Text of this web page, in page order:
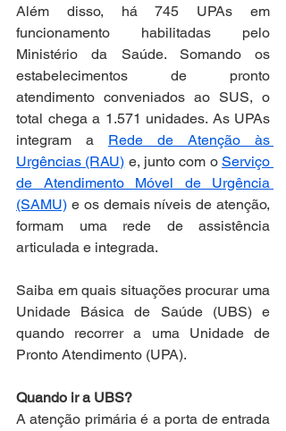
Além disso, há 745 UPAs em
funcionamento habilitadas pelo
Ministério da Saúde. Somando os
estabelecimentos de pronto
atendimento conveniados ao SUS, o
total chega a 1.571 unidades. As UPAs
integram a Rede de Atenção às
Urgências (RAU) e, junto com o Serviço
de Atendimento Móvel de Urgência
(SAMU) e os demais níveis de atenção,
formam uma rede de assistência
articulada e integrada.
Saiba em quais situações procurar uma
Unidade Básica de Saúde (UBS) e
quando recorrer a uma Unidade de
Pronto Atendimento (UPA).
Quando ir a UBS?
A atenção primária é a porta de entrada